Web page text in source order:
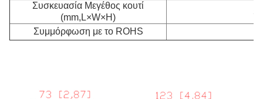
Συσκευασία Μεγέθος κουτί
(mm,L×W×H)
Συμμόρφωση με το ROHS